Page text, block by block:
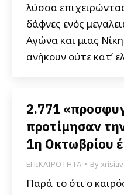
λύσσα
δάφνες ενός
Αγώνα και μιας
ανήκουν ούτε κατ’
2.771
προτίμησαν
1η Οκτωβρίου
ΕΠΙΚΑΙΡΟΤΗΤΑ By
Παρά το ότι ο